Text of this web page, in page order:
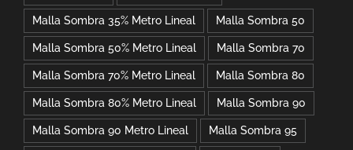
Malla Sombra 35% Metro Lineal Malla Sombra 50
Malla Sombra 50% Metro Lineal Malla Sombra 70
Malla Sombra 70% Metro Lineal Malla Sombra 80
Malla Sombra 80% Metro Lineal Malla Sombra 90
Malla Sombra 90 Metro Lineal Malla Sombra 95